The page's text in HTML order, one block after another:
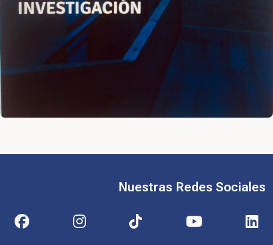
Nuestras Redes Sociales